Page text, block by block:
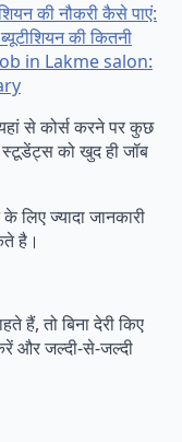
की नौकरी कैसे पाएं:
की कितनी
in Lakme salon:
से कोर्स करने पर कुछ
को खुद ही जॉब
ज्यादा जानकारी
है।
हैं, तो बिना देरी किए
और जल्दी-से-जल्दी